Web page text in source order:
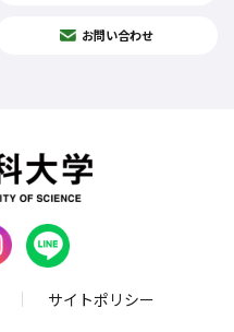
お問い合わせ
サイトポリシー